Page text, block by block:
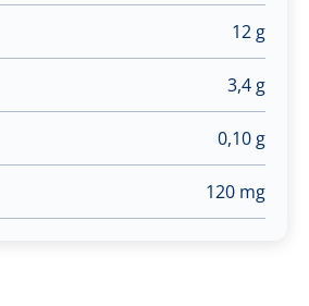
12 g
3,4 g
0,10 g
120 mg